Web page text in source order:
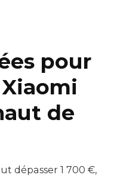
pour
de
dépasser 1 700 €,